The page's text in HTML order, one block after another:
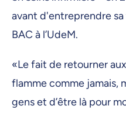
avant d'entreprendre
BAC à l’UdeM.
«Le fait de retourner
flamme comme jamais,
gens et d’être là pour